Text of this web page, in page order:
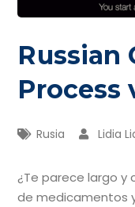
Russian
Process
Rusia Lidia
¿Te parece largo y
de medicamentos